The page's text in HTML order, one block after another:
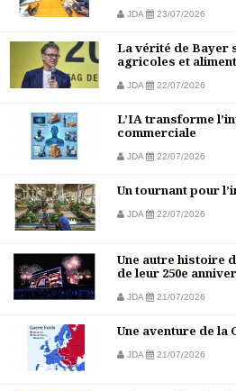
JDA 23/07/2026
La vérité de Bayer
agricoles et
JDA 22/07/2026
L’IA transforme
commerciale
JDA 22/07/2026
Un tournant pour
JDA 22/07/2026
Une autre histoire
de leur 250e
JDA 21/07/2026
Une aventure de
JDA 21/07/2026